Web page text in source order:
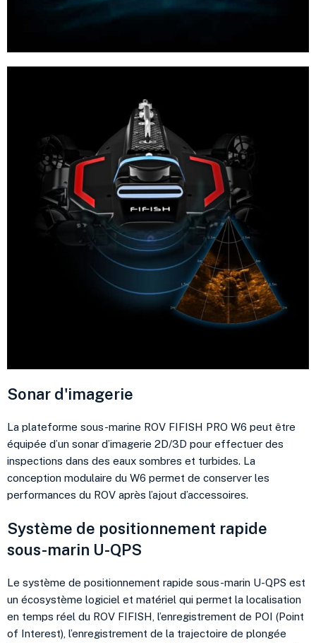
Sonar d'imagerie
La plateforme sous-marine ROV FIFISH PRO W6 peut être
équipée d’un sonar d’imagerie 2D/3D pour effectuer des
inspections dans des eaux sombres et turbides. La
conception modulaire du W6 permet de conserver les
performances du ROV après l’ajout d’accessoires.
Système de positionnement rapide
sous-marin U-QPS
Le système de positionnement rapide sous-marin U-QPS est
un écosystème logiciel et matériel qui permet la localisation
en temps réel du ROV FIFISH, l’enregistrement de POI (Point
of Interest), l’enregistrement de la trajectoire de plongée